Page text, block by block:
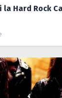
la Hard Rock